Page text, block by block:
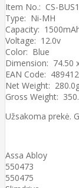
Item No.: CS-
Type: Ni-MH
Capacity:
Voltage: 12.0v
Color: Blue
Dimension: 74.50
EAN Code:
Net Weight:
Gross Weight:
Užsakoma prekė.
Assa Abloy
550473
550475